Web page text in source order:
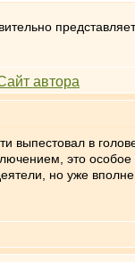
выпестовал в
это особое
но уже